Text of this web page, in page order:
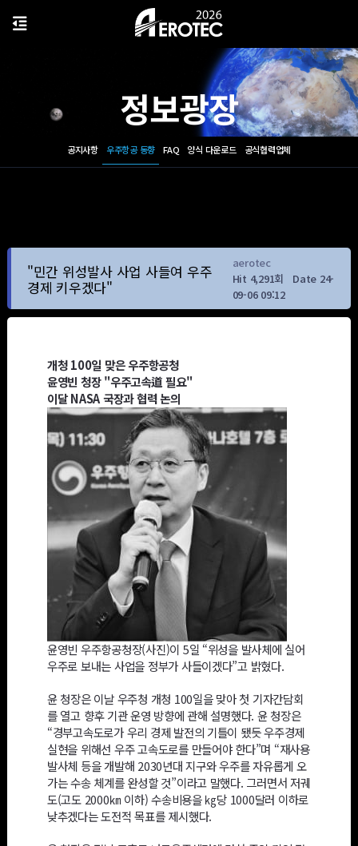
정보광장
공지사항 우주항공 동향 FAQ 양식 다운로드 공식협력업체
"민간 위성발사 사업 사들여 우주
경제 키우겠다"
aerotec
Hit 4,291회
Date 24-
09-06 09:12
개청 100일 맞은 우주항공청
윤영빈 청장 "우주고속道 필요"
이달 NASA 국장과 협력 논의
윤영빈 우주항공청장(사진)이 5일 “위성을 발사체에 실어
우주로 보내는 사업을 정부가 사들이겠다”고 밝혔다.
윤 청장은 이날 우주청 개청 100일을 맞아 첫 기자간담회
를 열고 향후 기관 운영 방향에 관해 설명했다. 윤 청장은
“경부고속도로가 우리 경제 발전의 기틀이 됐듯 우주경제
실현을 위해선 우주 고속도로를 만들어야 한다”며 “재사용
발사체 등을 개발해 2030년대 지구와 우주를 자유롭게 오
가는 수송 체계를 완성할 것”이라고 말했다. 그러면서 저궤
도(고도 2000㎞ 이하) 수송비용을 ㎏당 1000달러 이하로
낮추겠다는 도전적 목표를 제시했다.